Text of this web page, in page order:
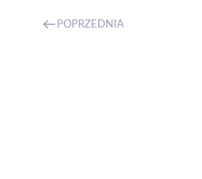
POPRZEDNIA